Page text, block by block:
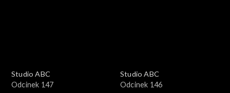
Studio ABC
Odcinek 147
Studio ABC
Odcinek 146